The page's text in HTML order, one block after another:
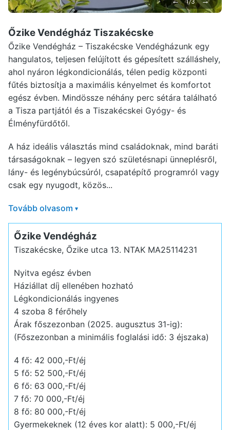
Őzike Vendégház Tiszakécske
Őzike Vendégház – Tiszakécske Vendégházunk egy
hangulatos, teljesen felújított és gépesített szálláshely,
ahol nyáron légkondicionálás, télen pedig központi
fűtés biztosítja a maximális kényelmet és komfortot
egész évben. Mindössze néhány perc sétára található
a Tisza partjától és a Tiszakécskei Gyógy- és
Élményfürdőtől.
A ház ideális választás mind családoknak, mind baráti
társaságoknak – legyen szó születésnapi ünneplésről,
lány- és legénybúcsúról, csapatépítő programról vagy
csak egy nyugodt, közös...
Tovább olvasom ▾
Őzike Vendégház
Tiszakécske, Őzike utca 13. NTAK MA25114231
Nyitva egész évben
Háziállat díj ellenében hozható
Légkondicionálás ingyenes
4 szoba 8 férőhely
Árak főszezonban (2025. augusztus 31-ig):
(Főszezonban a minimális foglalási idő: 3 éjszaka)
4 fő: 42 000,-Ft/éj
5 fő: 52 500,-Ft/éj
6 fő: 63 000,-Ft/éj
7 fő: 70 000,-Ft/éj
8 fő: 80 000,-Ft/éj
Gyermekeknek (12 éves kor alatt): 5 000,-Ft/éj